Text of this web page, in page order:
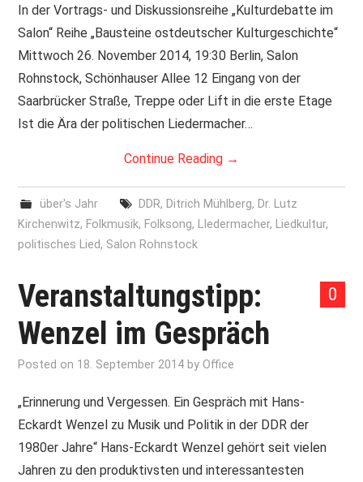
In der Vortrags- und Diskussionsreihe „Kulturdebatte im
Salon“ Reihe „Bausteine ostdeutscher Kulturgeschichte“
Mittwoch 26. November 2014, 19:30 Berlin, Salon
Rohnstock, Schönhauser Allee 12 Eingang von der
Saarbrücker Straße, Treppe oder Lift in die erste Etage
Ist die Ära der politischen Liedermacher…
Continue Reading →
über's Jahr DDR, Ditrich Mühlberg, Dr. Lutz
Kirchenwitz, Folkmusik, Folksong, LIedermacher, Liedkultur,
politisches Lied, Salon Rohnstock
0
Veranstaltungstipp:
Wenzel im Gespräch
Posted on 18. September 2014 byOffice
„Erinnerung und Vergessen. Ein Gespräch mit Hans-
Eckardt Wenzel zu Musik und Politik in der DDR der
1980er Jahre“ Hans-Eckardt Wenzel gehört seit vielen
Jahren zu den produktivsten und interessantesten